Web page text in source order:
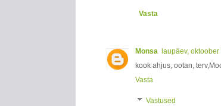
Vasta
Monsa
laupäev,
kook ahjus, ootan,
Vasta
Vastused